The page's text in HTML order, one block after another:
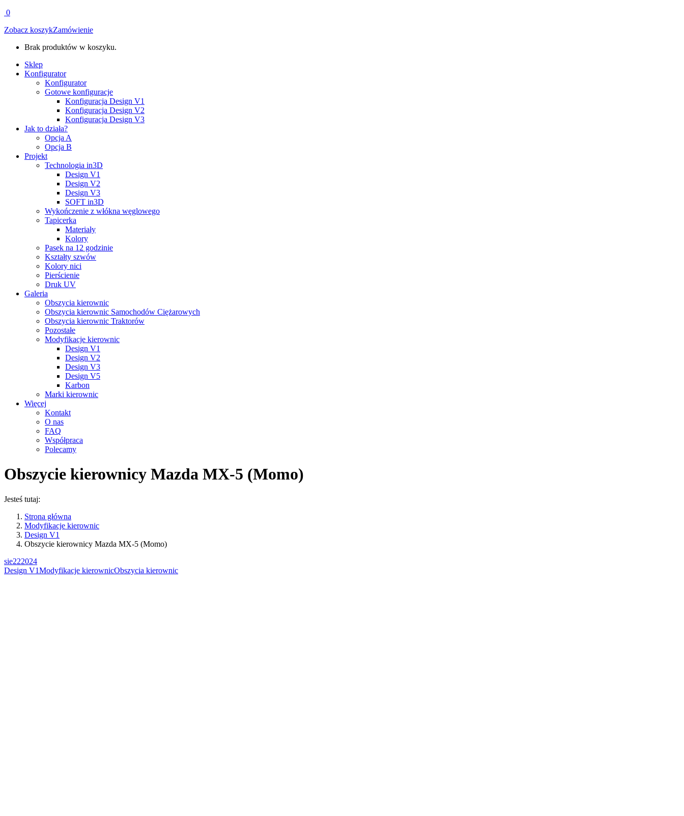
0
Zobacz koszykZamówienie
Brak produktów w koszyku.
Sklep
Konfigurator
Konfigurator
Gotowe konfiguracje
Konfiguracja Design V1
Konfiguracja Design V2
Konfiguracja Design V3
Jak to działa?
Opcja A
Opcja B
Projekt
Technologia in3D
Design V1
Design V2
Design V3
SOFT in3D
Wykończenie z włókna węglowego
Tapicerka
Materiały
Kolory
Pasek na 12 godzinie
Kształty szwów
Kolory nici
Pierścienie
Druk UV
Galeria
Obszycia kierownic
Obszycia kierownic Samochodów Ciężarowych
Obszycia kierownic Traktorów
Pozostałe
Modyfikacje kierownic
Design V1
Design V2
Design V3
Design V5
Karbon
Marki kierownic
Więcej
Kontakt
O nas
FAQ
Współpraca
Polecamy
Obszycie kierownicy Mazda MX-5 (Momo)
Jesteś tutaj:
Strona główna
Modyfikacje kierownic
Design V1
Obszycie kierownicy Mazda MX-5 (Momo)
sie222024
Design V1Modyfikacje kierownicObszycia kierownic